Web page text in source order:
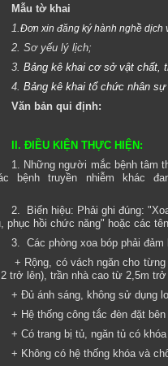
Mẫu tờ khai
1.Đơn xin đăng ký hành nghề dịch
2. Sơ yếu lý lịch;
3. Bảng kê khai cơ sở vật chất,
4. Bảng kê khai tổ chức nhân
Văn bản qui định:
II. ĐIỀU KIỆN THỰC HIỆN:
1. Những người mắc bệnh tâm
bệnh truyền nhiễm khác
2.
Biển hiệu: Phải ghi đúng:
phục hồi chức năng" hoặc các
3. Các phòng xoa bóp phải
+ Rộng, có vách ngăn cho
trở lên), trần nhà cao từ 2,5m trở
+ Đủ ánh sáng, không sử dụng
+ Hệ thống công tắc đèn đặt
+ Có trang bị tủ, ngăn tủ có
+ Không có hệ thống khóa và